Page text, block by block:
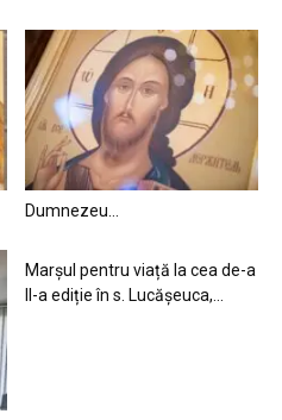
Dumnezeu…
Marșul pentru viață la cea de-a
II-a ediție în s. Lucășeuca,...